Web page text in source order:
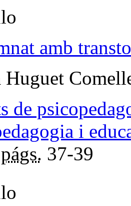
amb
Huguet
de
i
págs. 37-39